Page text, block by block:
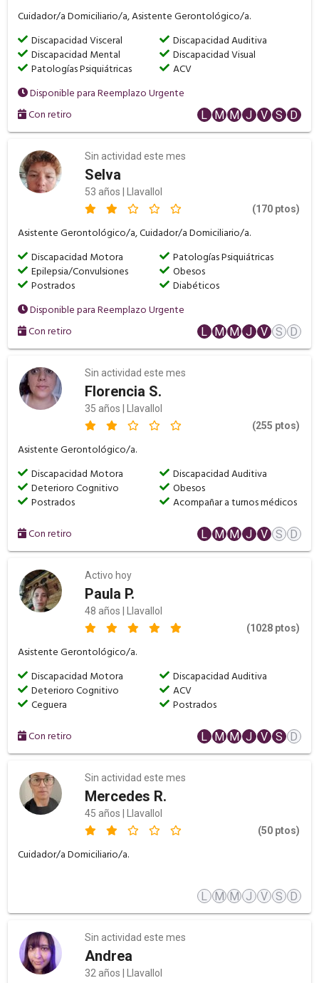
Cuidador/a Domiciliario/a, Asistente Gerontológico/a.
Discapacidad Visceral
Discapacidad Auditiva
Discapacidad Mental
Discapacidad Visual
Patologías Psiquiátricas
ACV
Disponible para Reemplazo Urgente
Con retiro
L M M J V S D
Sin actividad este mes
Selva
53 años | Llavallol
(170 ptos)
Asistente Gerontológico/a, Cuidador/a Domiciliario/a.
Discapacidad Motora
Patologías Psiquiátricas
Epilepsia/Convulsiones
Obesos
Postrados
Diabéticos
Disponible para Reemplazo Urgente
Con retiro
L M M J V S D
Sin actividad este mes
Florencia S.
35 años | Llavallol
(255 ptos)
Asistente Gerontológico/a.
Discapacidad Motora
Discapacidad Auditiva
Deterioro Cognitivo
Obesos
Postrados
Acompañar a turnos médicos
Con retiro L M M J V S D
Activo hoy
Paula P.
48 años | Llavallol
(1028 ptos)
Asistente Gerontológico/a.
Discapacidad Motora
Discapacidad Auditiva
Deterioro Cognitivo
ACV
Ceguera
Postrados
Con retiro L M M J V S D
Sin actividad este mes
Mercedes R.
45 años | Llavallol
(50 ptos)
Cuidador/a Domiciliario/a.
L M M J V S D
Sin actividad este mes
Andrea
32 años | Llavallol